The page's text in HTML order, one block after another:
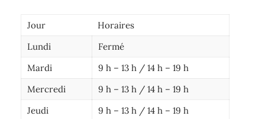
Jour
Horaires
Lundi
Fermé
Mardi
9 h – 13 h / 14 h – 19 h
Mercredi
9 h – 13 h / 14 h – 19 h
Jeudi
9 h – 13 h / 14 h – 19 h